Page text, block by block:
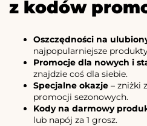
z kodów
Oszczędności na
najpopularniejsze
Promocje dla nowych i
znajdzie coś dla siebie.
Specjalne okazje – zniżki
promocji sezonowych.
Kody na darmowy
lub napój za 1 grosz.